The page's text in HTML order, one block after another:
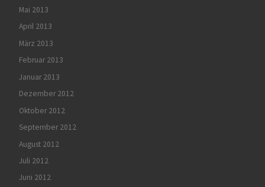
Mai 2013
April 2013
März 2013
Februar 2013
Januar 2013
Dezember 2012
Oktober 2012
September 2012
August 2012
Juli 2012
Juni 2012